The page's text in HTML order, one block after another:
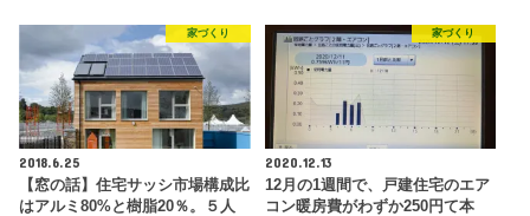
家づくり
2018.6.25
【窓の話】住宅サッシ市場構成比
はアルミ80%と樹脂20％。５人
家づくり
2020.12.13
12月の1週間で、戸建住宅のエア
コン暖房費がわずか250円て本